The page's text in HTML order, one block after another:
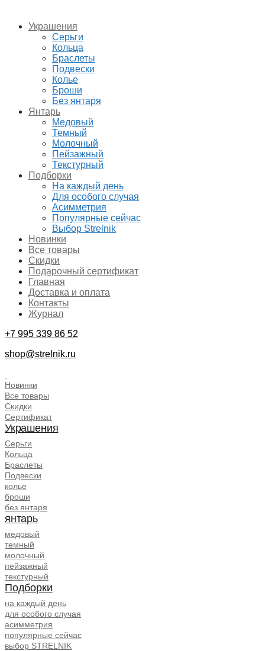
Украшения
Серьги
Кольца
Браслеты
Подвески
Колье
Броши
Без янтаря
Янтарь
Медовый
Темный
Молочный
Пейзажный
Текстурный
Подборки
На каждый день
Для особого случая
Асимметрия
Популярные сейчас
Выбор Strelnik
Новинки
Все товары
Скидки
Подарочный сертификат
Главная
Доставка и оплата
Контакты
Журнал
+7 995 339 86 52
shop@strelnik.ru
Новинки
Все товары
Скидки
Сертификат
Украшения
Серьги
Кольца
Браслеты
Подвески
колье
броши
без янтаря
янтарь
медовый
темный
молочный
пейзажный
текстурный
Подборки
на каждый день
для особого случая
асимметрия
популярные сейчас
выбор STRELNIK